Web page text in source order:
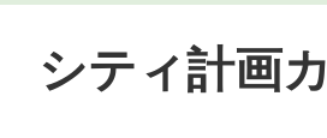
シティ計画カ